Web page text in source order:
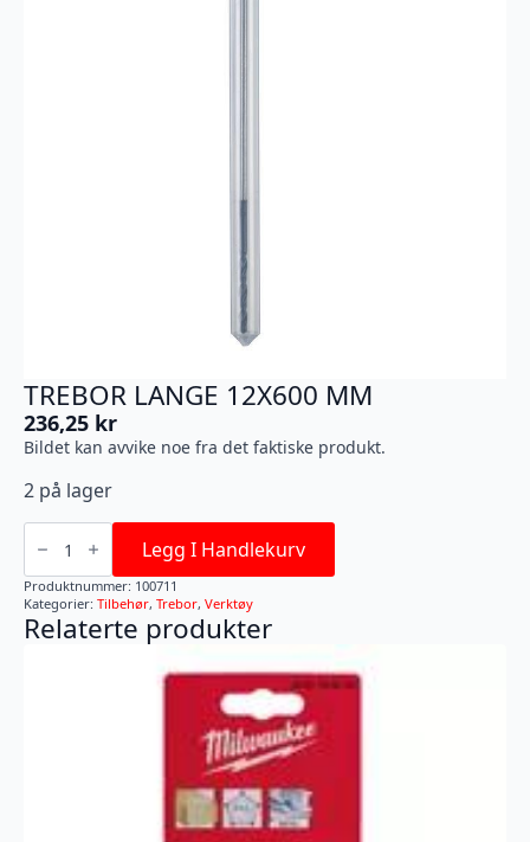
TREBOR LANGE 12X600 MM
236,25 kr
Bildet kan avvike noe fra det faktiske produkt.
2 på lager
TREBOR
LANGE
12X600
MM
antall
Legg I Handlekurv
Produktnummer: 100711
Kategorier: Tilbehør, Trebor, Verktøy
Relaterte produkter